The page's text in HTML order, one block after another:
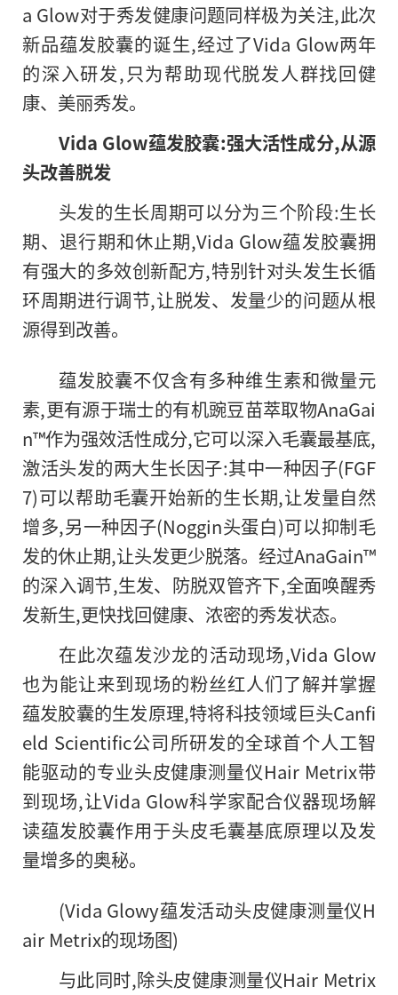
a Glow对于秀发健康问题同样极为关注,此次
新品蕴发胶囊的诞生,经过了Vida Glow两年
的深入研发,只为帮助现代脱发人群找回健
康、美丽秀发。
Vida Glow蕴发胶囊:强大活性成分,从源
头改善脱发
头发的生长周期可以分为三个阶段:生长
期、退行期和休止期,Vida Glow蕴发胶囊拥
有强大的多效创新配方,特别针对头发生长循
环周期进行调节,让脱发、发量少的问题从根
源得到改善。
蕴发胶囊不仅含有多种维生素和微量元
素,更有源于瑞士的有机豌豆苗萃取物AnaGai
n™作为强效活性成分,它可以深入毛囊最基底,
激活头发的两大生长因子:其中一种因子(FGF
7)可以帮助毛囊开始新的生长期,让发量自然
增多,另一种因子(Noggin头蛋白)可以抑制毛
发的休止期,让头发更少脱落。经过AnaGain™
的深入调节,生发、防脱双管齐下,全面唤醒秀
发新生,更快找回健康、浓密的秀发状态。
在此次蕴发沙龙的活动现场,Vida Glow
也为能让来到现场的粉丝红人们了解并掌握
蕴发胶囊的生发原理,特将科技领域巨头Canfi
eld Scientific公司所研发的全球首个人工智
能驱动的专业头皮健康测量仪Hair Metrix带
到现场,让Vida Glow科学家配合仪器现场解
读蕴发胶囊作用于头皮毛囊基底原理以及发
量增多的奥秘。
(Vida Glowy蕴发活动头皮健康测量仪H
air Metrix的现场图)
与此同时,除头皮健康测量仪Hair Metrix